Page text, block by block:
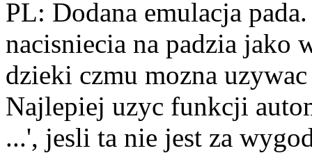
PL: Dodana emulacja
nacisniecia na padzia jako
dzieki czmu mozna
Najlepiej uzyc funkcji
...', jesli ta nie jest za